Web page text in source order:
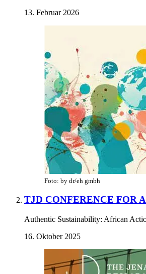
13. Februar 2026
Foto: by dr/eh gmbh
TJD CONFERENCE FOR
Authentic Sustainability: African
16. Oktober 2025